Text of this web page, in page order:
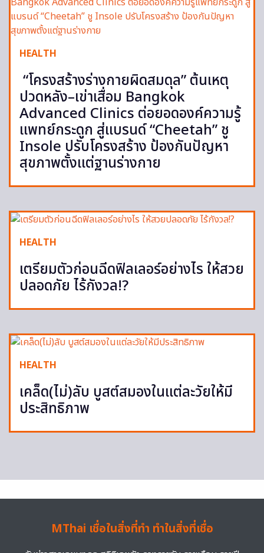
HEALTH
“โครงสร้างร่างกายผิดสมดุล” ต้นเหตุ
ปวดหลัง–เข่าเสื่อม Bangkok
Advanced Clinics ต่อยอดองค์ความรู้
แพทย์กระดูก สู่แบรนด์ “Cheetah” ชู
Insole ปรับโครงสร้าง ป้องกันปัญหา
สุขภาพตั้งแต่ฐานร่างกาย
HEALTH
เตรียมตัวก่อนฉีดฟิลเลอร์อย่างไร ให้สวย
ปลอดภัย ไร้กังวล!?
HEALTH
เคล็ด(ไม่)ลับ บูสต์สมองในแต่ละวัยให้มี
ประสิทธิภาพ
MThai เชื่อในสิ่งที่ทำ ทำในสิ่งที่เชื่อ